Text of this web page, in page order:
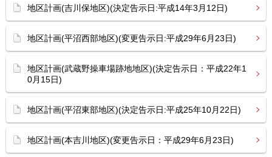
地区計画(吉川保地区)(決定告示日:平成14年3月12日)
地区計画(平沼西部地区)(変更告示日:平成29年6月23日)
地区計画(武蔵野操車場跡地地区)(決定告示日：平成22年1
0月15日)
地区計画(平沼東部地区)(決定告示日:平成25年10月22日)
地区計画(本吉川地区)(変更告示日：平成29年6月23日)